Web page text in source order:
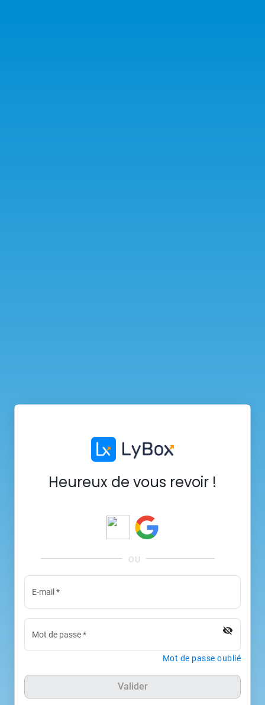
Heureux de vous revoir !
E-mail *
Mot de passe* visibility_off
Mot de passe oublié
Valider